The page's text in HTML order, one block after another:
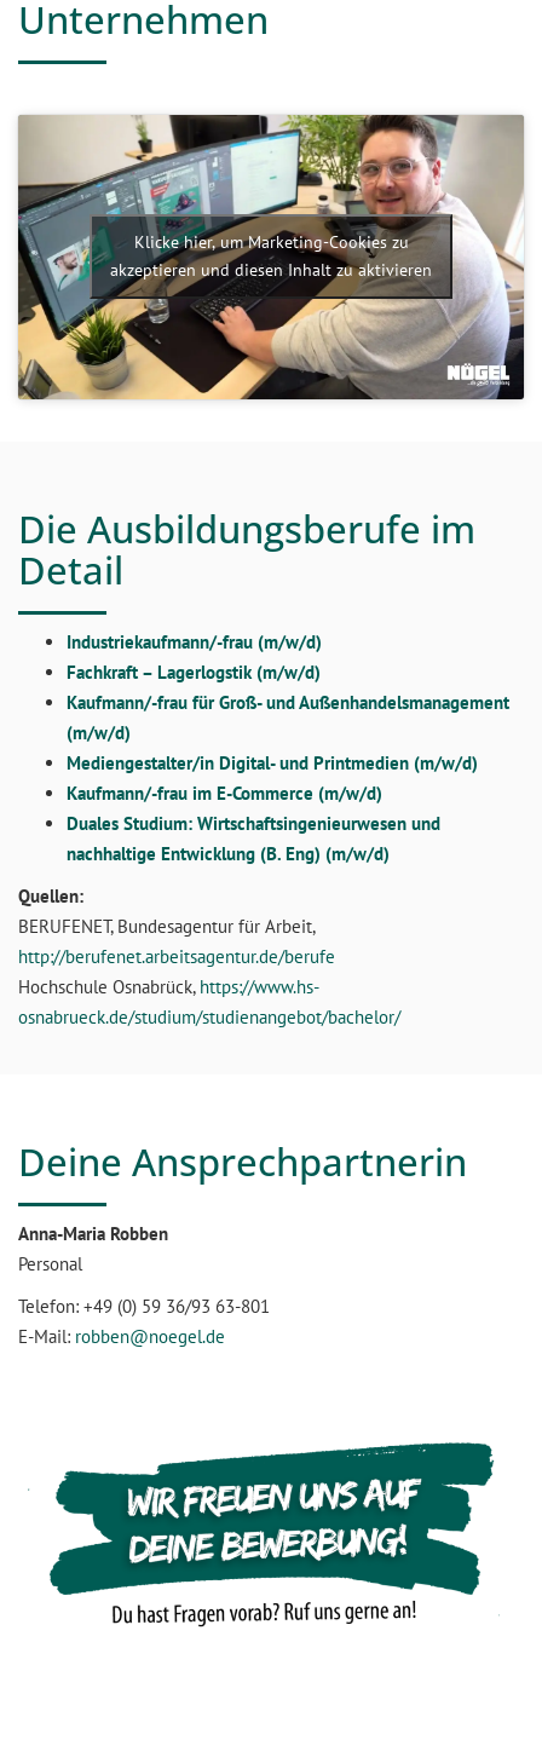
Unternehmen
Klicke hier, um Marketing-Cookies zu
akzeptieren und diesen Inhalt zu aktivieren
Die Ausbildungsberufe im
Detail
Industriekaufmann/-frau (m/w/d)
Fachkraft – Lagerlogstik (m/w/d)
Kaufmann/-frau für Groß- und Außenhandelsmanagement
(m/w/d)
Mediengestalter/in Digital- und Printmedien (m/w/d)
Kaufmann/-frau im E-Commerce (m/w/d)
Duales Studium: Wirtschaftsingenieurwesen und
nachhaltige Entwicklung (B. Eng) (m/w/d)
Quellen:
BERUFENET, Bundesagentur für Arbeit,
http://berufenet.arbeitsagentur.de/berufe
Hochschule Osnabrück, https://www.hs-
osnabrueck.de/studium/studienangebot/bachelor/
Deine Ansprechpartnerin
Anna-Maria Robben
Personal
Telefon: +49 (0) 59 36/93 63-801
E-Mail: robben@noegel.de